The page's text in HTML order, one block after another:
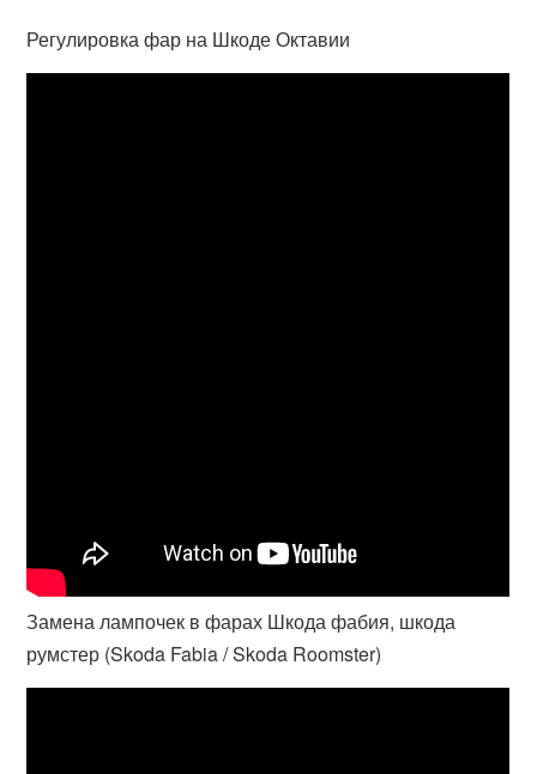
Регулировка фар на Шкоде Октавии
Замена лампочек в фарах Шкода фабия, шкода
румстер (Skoda Fabia / Skoda Roomster)